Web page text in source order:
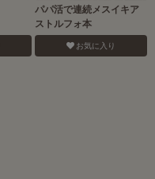
パパ活で連続メスイキア
ストルフォ本
お気に入り